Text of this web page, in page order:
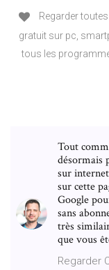
Regarder
gratuit sur pc,
tous les
Tout
désormais
sur
sur cette
Google
sans
très
que vous
Regarder